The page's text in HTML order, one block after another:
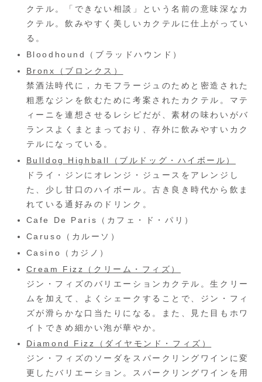
クテル。「できない相談」という名前の意味深なカ
クテル。飲みやすく美しいカクテルに仕上がってい
る。
Bloodhound（ブラッドハウンド）
Bronx（ブロンクス）
禁酒法時代に，カモフラージュのためと密造された
粗悪なジンを飲むために考案されたカクテル。マテ
ィーニを連想させるレシピだが、素材の味わいがバ
ランスよくまとまっており、存外に飲みやすいカク
テルになっている。
Bulldog Highball（ブルドッグ・ハイボール）
ドライ・ジンにオレンジ・ジュースをアレンジし
た、少し甘口のハイボール。古き良き時代から飲ま
れている通好みのドリンク。
Cafe De Paris（カフェ・ド・パリ）
Caruso（カルーソ）
Casino（カジノ）
Cream Fizz（クリーム・フィズ）
ジン・フィズのバリエーションカクテル。生クリー
ムを加えて、よくシェークすることで、ジン・フィ
ズが滑らかな口当たりになる。また、見た目もホワ
イトできめ細かい泡が華やか。
Diamond Fizz（ダイヤモンド・フィズ）
ジン・フィズのソーダをスパークリングワインに変
更したバリエーション。スパークリングワインを用